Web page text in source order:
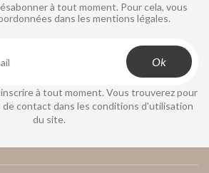
à tout moment. Pour cela, vous
dans les mentions légales.
à tout moment. Vous trouverez pour
de contact dans les conditions d'utilisation
du site.